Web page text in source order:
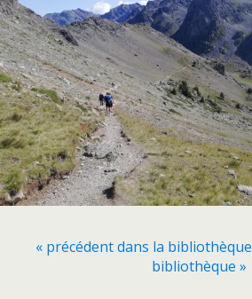
« précédent dans la bibliothèque
bibliothèque »